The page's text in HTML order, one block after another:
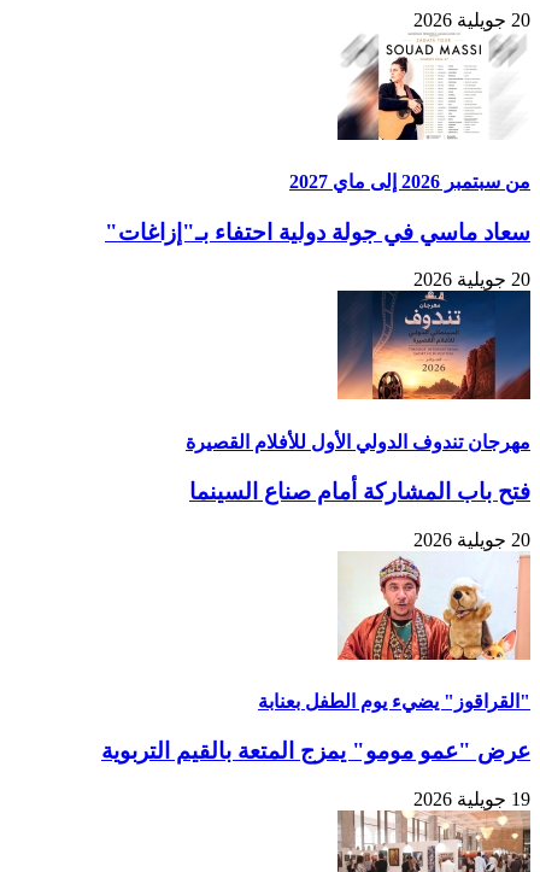
20 جويلية 2026
من سبتمبر 2026 إلى ماي 2027
سعاد ماسي في جولة دولية احتفاء بـ"إزاغات"
20 جويلية 2026
مهرجان تندوف الدولي الأول للأفلام القصيرة
فتح باب المشاركة أمام صناع السينما
20 جويلية 2026
"القراقوز" يضيء يوم الطفل بعنابة
عرض "عمو مومو" يمزج المتعة بالقيم التربوية
19 جويلية 2026